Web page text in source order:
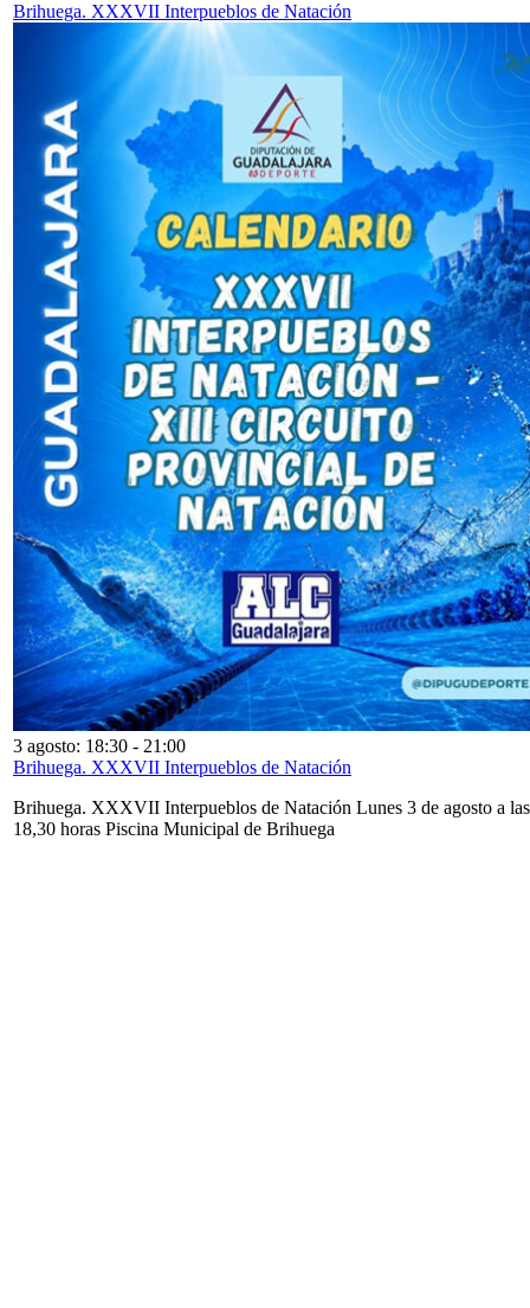
Brihuega. XXXVII Interpueblos de Natación
3 agosto: 18:30 - 21:00
Brihuega. XXXVII Interpueblos de Natación
Brihuega. XXXVII Interpueblos de Natación Lunes 3 de agosto a las
18,30 horas Piscina Municipal de Brihuega